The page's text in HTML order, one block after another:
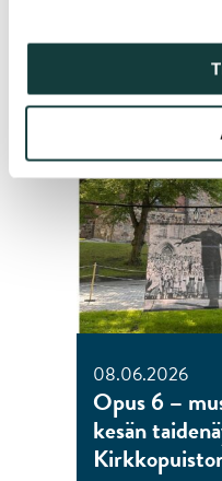
08.06.2026
Opus 6 –
kesän